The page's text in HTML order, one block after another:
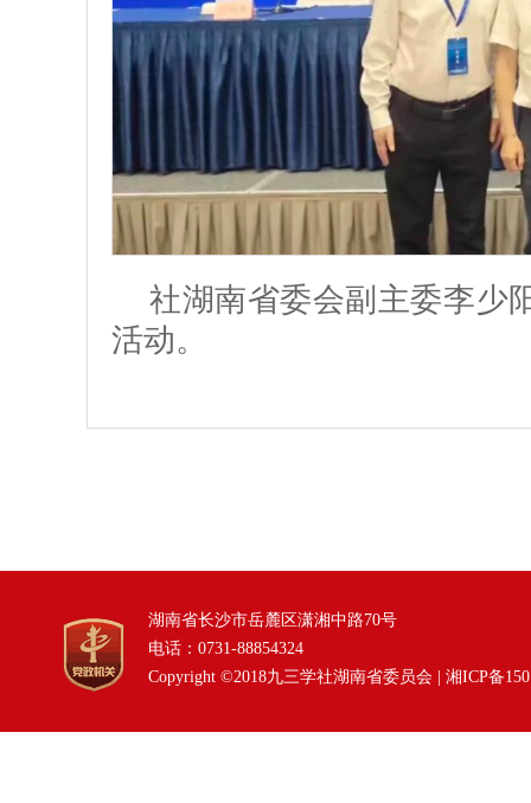
社湖南省委会副主委李少
活动。
湖南省长沙市岳麓区潇湘中路70号
电话：0731-88854324
Copyright ©2018九三学社湖南省委员会 | 湘ICP备